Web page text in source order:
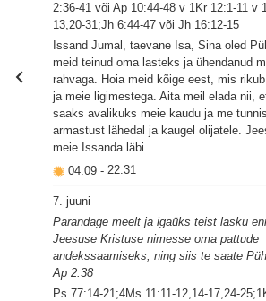
2:36-41 või Ap 10:44-48 v 1Kr 12:1-11 v
13,20-31;Jh 6:44-47 või Jh 16:12-15
Issand Jumal, taevane Isa, Sina oled
meid teinud oma lasteks ja ühendanud
rahvaga. Hoia meid kõige eest, mis
ja meie ligimestega. Aita meil elada nii,
saaks avalikuks meie kaudu ja me
armastust lähedal ja kaugel olijatele.
meie Issanda läbi.
04.09-22.31
7. juuni
Parandage meelt ja igaüks teist lasku
Jeesuse Kristuse nimesse oma pattude
andekssaamiseks, ning siis te saate
Ap 2:38
Ps 77:14-21;4Ms 11:11-12,14-17,24-